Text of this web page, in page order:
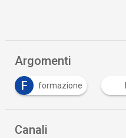
Argomenti
F
formazione
Canali